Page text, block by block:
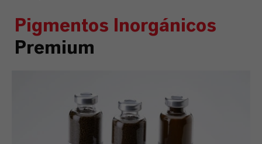
Pigmentos Inorgánicos
Premium